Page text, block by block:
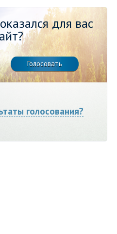
для вас
голосования?